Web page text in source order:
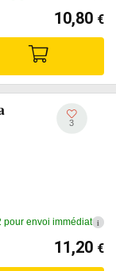
10,80 €
3
pour envoi immédiat i
11,20 €